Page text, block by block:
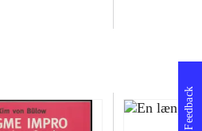
Feedback